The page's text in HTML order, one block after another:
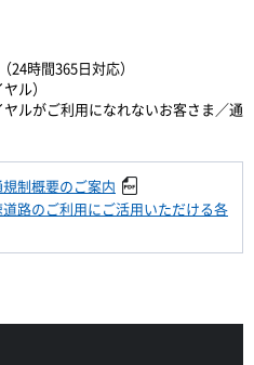
24時間365日対応）
ル）
ルがご利用になれないお客さま／通
規制概要のご案内
道路のご利用にご活用いただける各